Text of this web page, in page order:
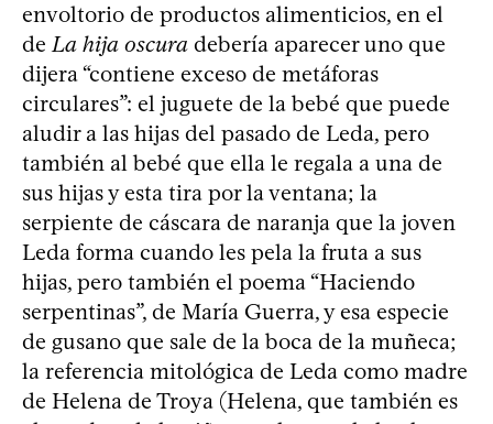
envoltorio de productos alimenticios, en el
deLa hija oscura debería aparecer uno que
dijera “contiene exceso de metáforas
circulares”: el juguete de la bebé que puede
aludir a las hijas del pasado de Leda, pero
también al bebé que ella le regala a una de
sus hijas y esta tira por la ventana; la
serpiente de cáscara de naranja que la joven
Leda forma cuando les pela la fruta a sus
hijas, pero también el poema “Haciendo
serpentinas”, de María Guerra, y esa especie
de gusano que sale de la boca de la muñeca;
la referencia mitológica de Leda como madre
de Helena de Troya (Helena, que también es